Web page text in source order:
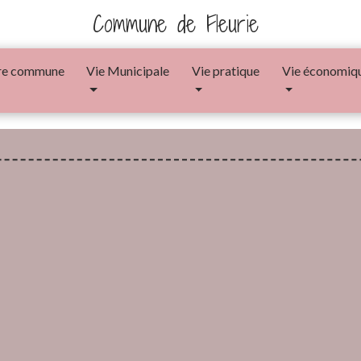
Commune de Fleurie
commune Vie Municipale Vie pratique Vie